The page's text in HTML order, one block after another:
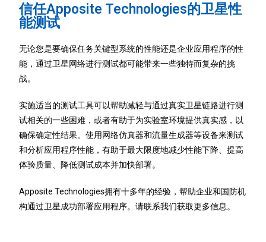
信任Apposite Technologies的卫星性
能测试
无论您是要确保任务关键型系统的性能还是企业应用程序的性
能，通过卫星网络进行测试都可能带来一些独特而复杂的挑
战。
实施适当的测试工具可以帮助减轻与通过真实卫星链路进行测
试相关的一些困难，或者有助于为实验室环境提供真实感，以
确保确定性结果。使用网络仿真器和流量生成器等设备来测试
和分析应用程序性能，有助于最大限度地减少性能下降、提高
体验质量、降低测试成本并加快部署。
Apposite Technologies拥有十多年的经验，帮助企业和国防机
构通过卫星成功部署应用程序。请联系我们获取更多信息。